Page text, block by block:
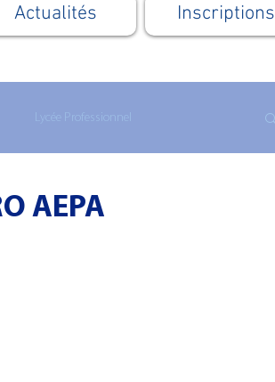
Actualités Inscriptions
Lycée Professionnel
AEPA